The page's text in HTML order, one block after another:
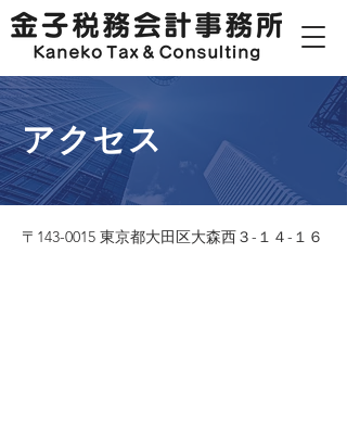
​アクセス
〒143-0015 東京都大田区大森西３-１４-１６